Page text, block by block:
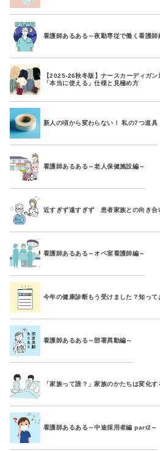
看護師あるある～夜勤専従で働く看護師
【2025-26秋冬版】ナースカーディガ
「本当に使える」仕様と見極め方
新人の頃から変わらない！ 私の7つ道具
看護師あるある～老人保健施設編～
近すぎず遠すぎず 患者家族との向き合
看護師あるある～オペ室看護師編～
今年の健康診断もう受けました？知っ
看護師あるある～部署異動編～
「家族って誰？」家族のかたちは変化す
看護師あるある～中途採用者編 part2～